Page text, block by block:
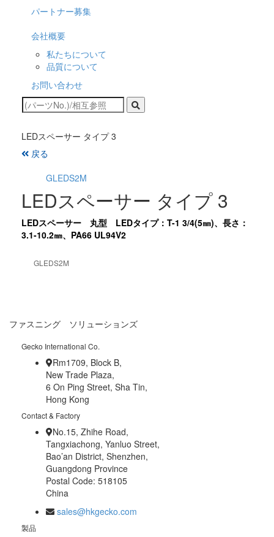
パートナー募集
会社概要
私たちについて
品質について
お問い合わせ
LEDスペーサー タイプ 3
戻る
GLEDS2M
LEDスペーサー タイプ 3
LEDスペーサー 丸型 LEDタイプ：T-1 3/4(5㎜)、長さ：
3.1-10.2㎜、PA66 UL94V2
GLEDS2M
ファスニング ソリューションズ
Gecko International Co.
Rm1709, Block B,
New Trade Plaza,
6 On Ping Street, Sha Tin,
Hong Kong
Contact & Factory
No.15, Zhihe Road,
Tangxiachong, Yanluo Street,
Bao’an District, Shenzhen,
Guangdong Province
Postal Code: 518105
China
sales@hkgecko.com
製品